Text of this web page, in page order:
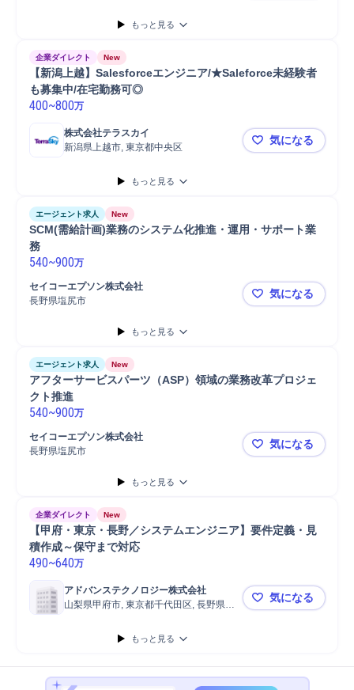
もっと見る
企業ダイレクト New
【新潟上越】Salesforceエンジニア/★Saleforce未経験者
も募集中/在宅勤務可◎
400~800万
株式会社テラスカイ
新潟県上越市, 東京都中央区
【新潟上越
気になる
もっと見る
エージェント求人 New
SCM(需給計画)業務のシステム化推進・運用・サポート業
務
540~900万
セイコーエプソン株式会社
長野県塩尻市
SCM(需給
気になる
もっと見る
エージェント求人 New
アフターサービスパーツ（ASP）領域の業務改革プロジェ
クト推進
540~900万
セイコーエプソン株式会社
長野県塩尻市
アフターサ
気になる
もっと見る
企業ダイレクト New
【甲府・東京・長野／システムエンジニア】要件定義・見
積作成～保守まで対応
490~640万
アドバンステクノロジー株式会社
山梨県甲府市, 東京都千代田区, 長野県長
【甲府・東
気になる
もっと見る